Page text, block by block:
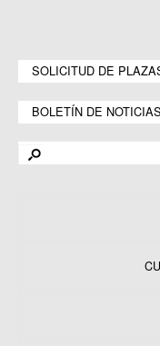
SOLICITUD DE
BOLETÍN DE NOTICIAS